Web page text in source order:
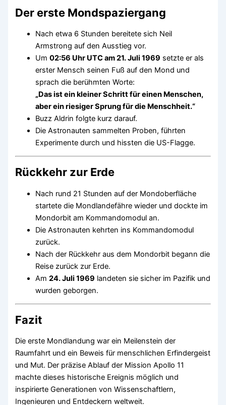
Der erste Mondspaziergang
Nach etwa 6 Stunden bereitete sich Neil
Armstrong auf den Ausstieg vor.
Um02:56 Uhr UTC am 21. Juli 1969 setzte er als
erster Mensch seinen Fuß auf den Mond und
sprach die berühmten Worte:
„Das ist ein kleiner Schritt für einen Menschen,
aber ein riesiger Sprung für die Menschheit.“
Buzz Aldrin folgte kurz darauf.
Die Astronauten sammelten Proben, führten
Experimente durch und hissten die US-Flagge.
Rückkehr zur Erde
Nach rund 21 Stunden auf der Mondoberfläche
startete die Mondlandefähre wieder und dockte im
Mondorbit am Kommandomodul an.
Die Astronauten kehrten ins Kommandomodul
zurück.
Nach der Rückkehr aus dem Mondorbit begann die
Reise zurück zur Erde.
Am24. Juli 1969 landeten sie sicher im Pazifik und
wurden geborgen.
Fazit
Die erste Mondlandung war ein Meilenstein der
Raumfahrt und ein Beweis für menschlichen Erfindergeist
und Mut. Der präzise Ablauf der Mission Apollo 11
machte dieses historische Ereignis möglich und
inspirierte Generationen von Wissenschaftlern,
Ingenieuren und Entdeckern weltweit.